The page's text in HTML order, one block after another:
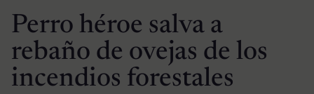
Perro héroe salva a
rebaño de ovejas de los
incendios forestales